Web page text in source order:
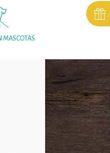
MASCOTAS